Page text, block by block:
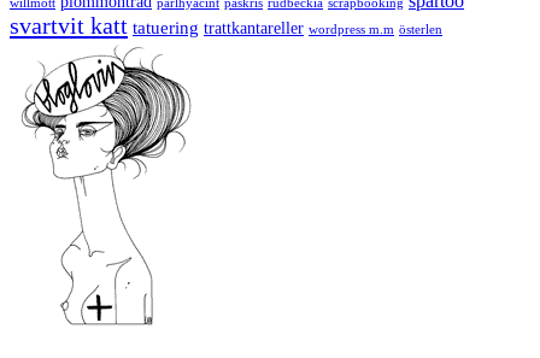
willmott
pärlhyacint påskris
svartvit katt tatuering trattkantareller wordpress m.m österlen